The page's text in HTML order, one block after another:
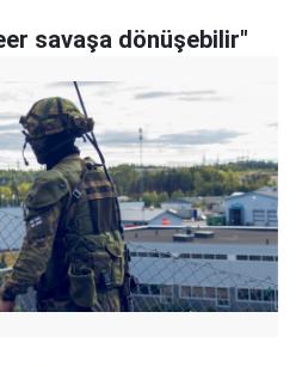
savaşa dönüşebilir"